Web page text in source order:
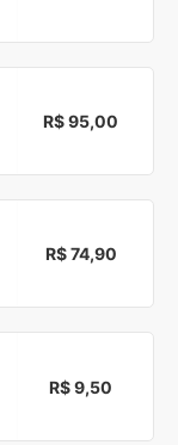
R$ 95,00
R$ 74,90
R$ 9,50